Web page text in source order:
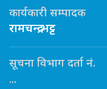
कार्यकारी सम्पादक
रामचन्द्र भट्ट
सूचना विभाग दर्ता नं.
...